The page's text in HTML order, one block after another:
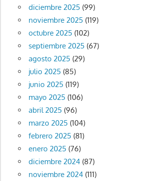
diciembre 2025 (99)
noviembre 2025 (119)
octubre 2025 (102)
septiembre 2025 (67)
agosto 2025 (29)
julio 2025 (85)
junio 2025 (119)
mayo 2025 (106)
abril 2025 (96)
marzo 2025 (104)
febrero 2025 (81)
enero 2025 (76)
diciembre 2024(87)
noviembre 2024(111)